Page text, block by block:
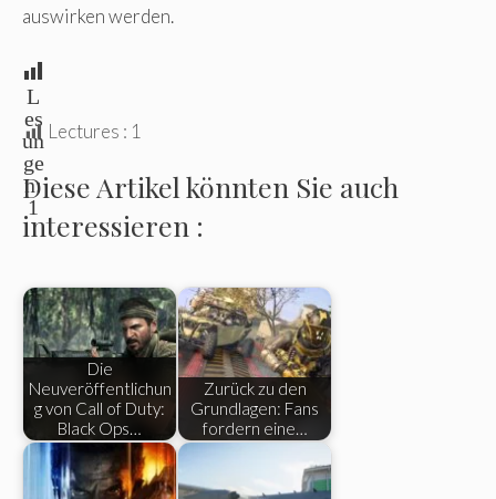
auswirken werden.
L
es
un
ge
n:
1
Lectures : 1
Diese Artikel könnten Sie auch
interessieren :
Die
Neuveröffentlichun
g von Call of Duty:
Black Ops…
Zurück zu den
Grundlagen: Fans
fordern eine…